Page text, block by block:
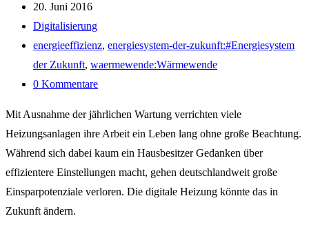
Autor:
Beitrag
veröffentlicht:
20. Juni 2016
Beitrags-
Kategorie:
Digitalisierung
Post
tag:
energieeffizienz, energiesystem-der-zukunft:#Energiesystem
der Zukunft, waermewende:Wärmewende
Beitrags-
0 Kommentare
Mit Ausnahme der jährlichen Wartung verrichten viele
Heizungsanlagen ihre Arbeit ein Leben lang ohne große Beachtung.
Während sich dabei kaum ein Hausbesitzer Gedanken über
effizientere Einstellungen macht, gehen deutschlandweit große
Einsparpotenziale verloren. Die digitale Heizung könnte das in
Zukunft ändern.